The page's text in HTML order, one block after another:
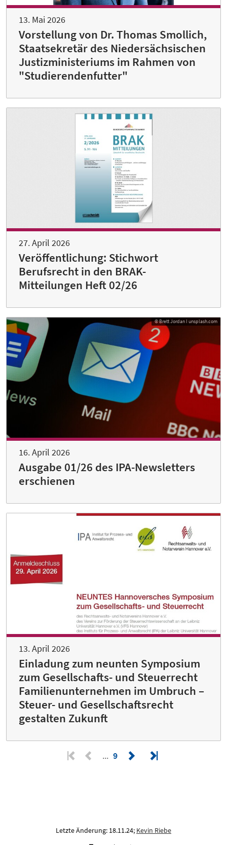
13. Mai 2026
Vorstellung von Dr. Thomas Smollich,
Staatsekretär des Niedersächsischen
Justizministeriums im Rahmen von
"Studierendenfutter"
27. April 2026
Veröffentlichung: Stichwort
Berufsrecht in den BRAK-
Mitteilungen Heft 02/26
© Brett Jordan I unsplash.com
16. April 2026
Ausgabe 01/26 des IPA-Newsletters
erschienen
13. April 2026
Einladung zum neunten Symposium
zum Gesellschafts- und Steuerrecht
Familienunternehmen im Umbruch –
Steuer- und Gesellschaftsrecht
gestalten Zukunft
9
Letzte Änderung: 18.11.24; Kevin Riebe